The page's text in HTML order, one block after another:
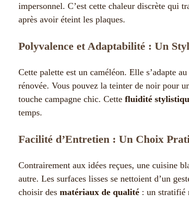
impersonnel. C’est cette chaleur discrète qui
après avoir éteint les plaques.
Polyvalence et Adaptabilité : Un
Cette palette est un caméléon. Elle s’adapte au
rénovée. Vous pouvez la teinter de noir pour
touche campagne chic. Cette fluidité
temps.
Facilité d’Entretien : Un Choix
Contrairement aux idées reçues, une cuisine
autre. Les surfaces lisses se nettoient d’un
choisir des matériaux de qualité : un stratifié